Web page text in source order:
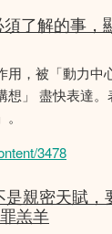
了解的事，
用，被「動力中
想」 盡快表達
3478
是親密天賦，
羔羊